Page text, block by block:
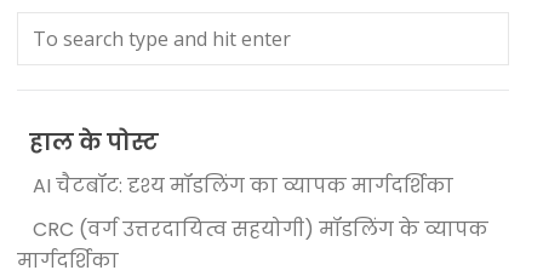
हाल के पोस्ट
AI चैटबॉट: दृश्य मॉडलिंग का व्यापक मार्गदर्शिका
CRC (वर्ग उत्तरदायित्व सहयोगी) मॉडलिंग के व्यापक
मार्गदर्शिका